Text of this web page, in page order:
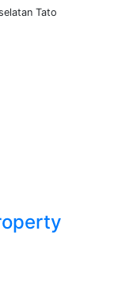
Tato